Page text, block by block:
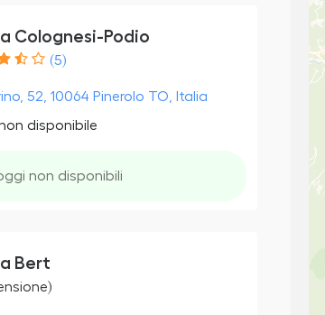
Colognesi-Podio
(5)
52, 10064 Pinerolo TO, Italia
disponibile
non disponibili
Bert